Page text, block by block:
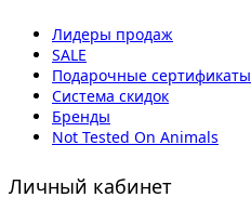
Лидеры продаж
SALE
Подарочные сертификаты
Система скидок
Бренды
Not Tested On Animals
Личный кабинет